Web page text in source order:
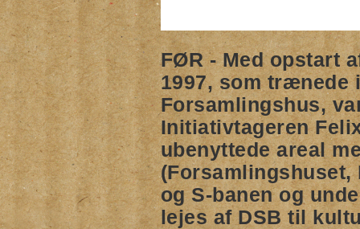
FØR - Med opstart
1997, som trænede
Forsamlingshus,
Initiativtageren
ubenyttede areal
og S-banen og
lejes af DSB til